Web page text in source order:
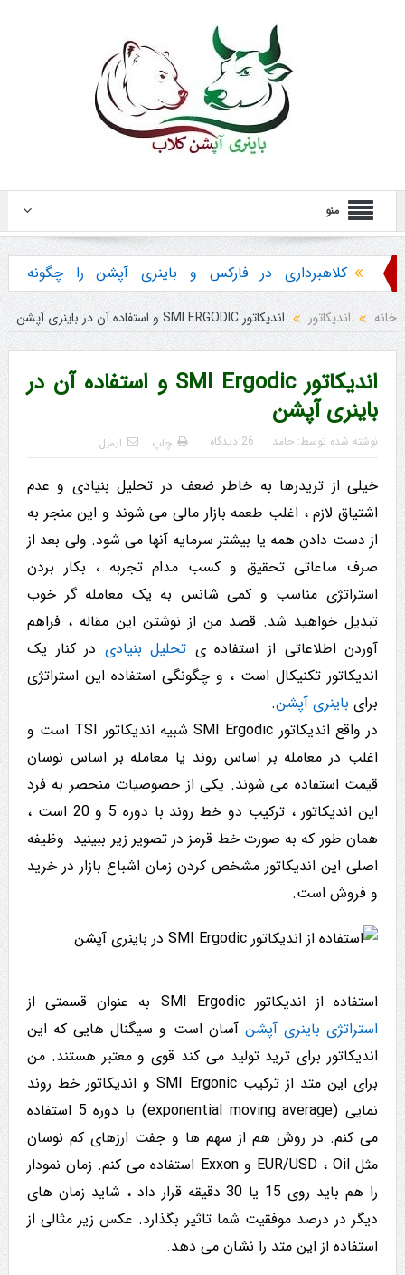
منو
کلاهبرداری در فارکس و باینری آپشن را چگونه
تشخیص دهیم ؟
هشدار در مورد خرید استراتژی ها و پکیج آموزش
باینری آپشن
خانه اندیکاتور اندیکاتور SMI ERGODIC و استفاده آن در باینری آپشن
اندیکاتور SMI Ergodic و استفاده آن در
باینری آپشن
نوشته شده توسط: حامد 26 دیدگاه چاپ ایمیل
خیلی از تریدرها به خاطر ضعف در تحلیل بنیادی و عدم
اشتیاق لازم ، اغلب طعمه بازار مالی می شوند و این منجر به
از دست دادن همه یا بیشتر سرمایه آنها می شود. ولی بعد از
صرف ساعاتی تحقیق و کسب مدام تجربه ، بکار بردن
استراتژی مناسب و کمی شانس به یک معامله گر خوب
تبدیل خواهید شد. قصد من از نوشتن این مقاله ، فراهم
آوردن اطلاعاتی از استفاده ی تحلیل بنیادی در کنار یک
اندیکاتور تکنیکال است ، و چگونگی استفاده این استراتژی
برای باینری آپشن.
در واقع اندیکاتور SMI Ergodic شبیه اندیکاتور TSI است و
اغلب در معامله بر اساس روند یا معامله بر اساس نوسان
قیمت استفاده می شوند. یکی از خصوصیات منحصر به فرد
این اندیکاتور ، ترکیب دو خط روند با دوره 5 و 20 است ،
همان طور که به صورت خط قرمز در تصویر زیر ببینید. وظیفه
اصلی این اندیکاتور مشخص کردن زمان اشباع بازار در خرید
و فروش است.
استفاده از اندیکاتور SMI Ergodic به عنوان قسمتی از
استراتژی باینری آپشن آسان است و سیگنال هایی که این
اندیکاتور برای ترید تولید می کند قوی و معتبر هستند. من
برای این متد از ترکیب SMI Ergonic و اندیکاتور خط روند
نمایی (exponential moving average) با دوره 5 استفاده
می کنم. در روش هم از سهم ها و جفت ارزهای کم نوسان
مثل EUR/USD ، Oil و Exxon استفاده می کنم. زمان نمودار
را هم باید روی 15 یا 30 دقیقه قرار داد ، شاید زمان های
دیگر در درصد موفقیت شما تاثیر بگذارد. عکس زیر مثالی از
استفاده از این متد را نشان می دهد.